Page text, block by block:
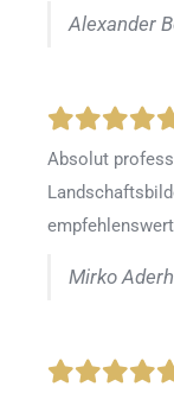
Alexander
Absolut
Mirko